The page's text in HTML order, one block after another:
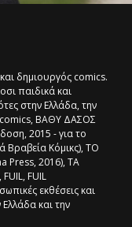
δημιουργός comics.
παιδικά και
στην Ελλάδα, την
comics, BΑΘΥ ΔΑΣΟΣ
2015 - για το
Βραβεία Κόμικς), ΤΟ
Press, 2016), ΤΑ
FUIL
εκθέσεις και
Ελλάδα και την